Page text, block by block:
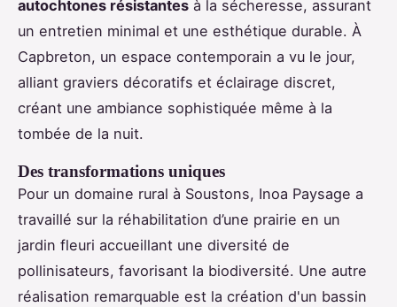
autochtones résistantes à la sécheresse, assurant
un entretien minimal et une esthétique durable. À
Capbreton, un espace contemporain a vu le jour,
alliant graviers décoratifs et éclairage discret,
créant une ambiance sophistiquée même à la
tombée de la nuit.
Des transformations uniques
Pour un domaine rural à Soustons, Inoa Paysage a
travaillé sur la réhabilitation d’une prairie en un
jardin fleuri accueillant une diversité de
pollinisateurs, favorisant la biodiversité. Une autre
réalisation remarquable est la création d'un bassin